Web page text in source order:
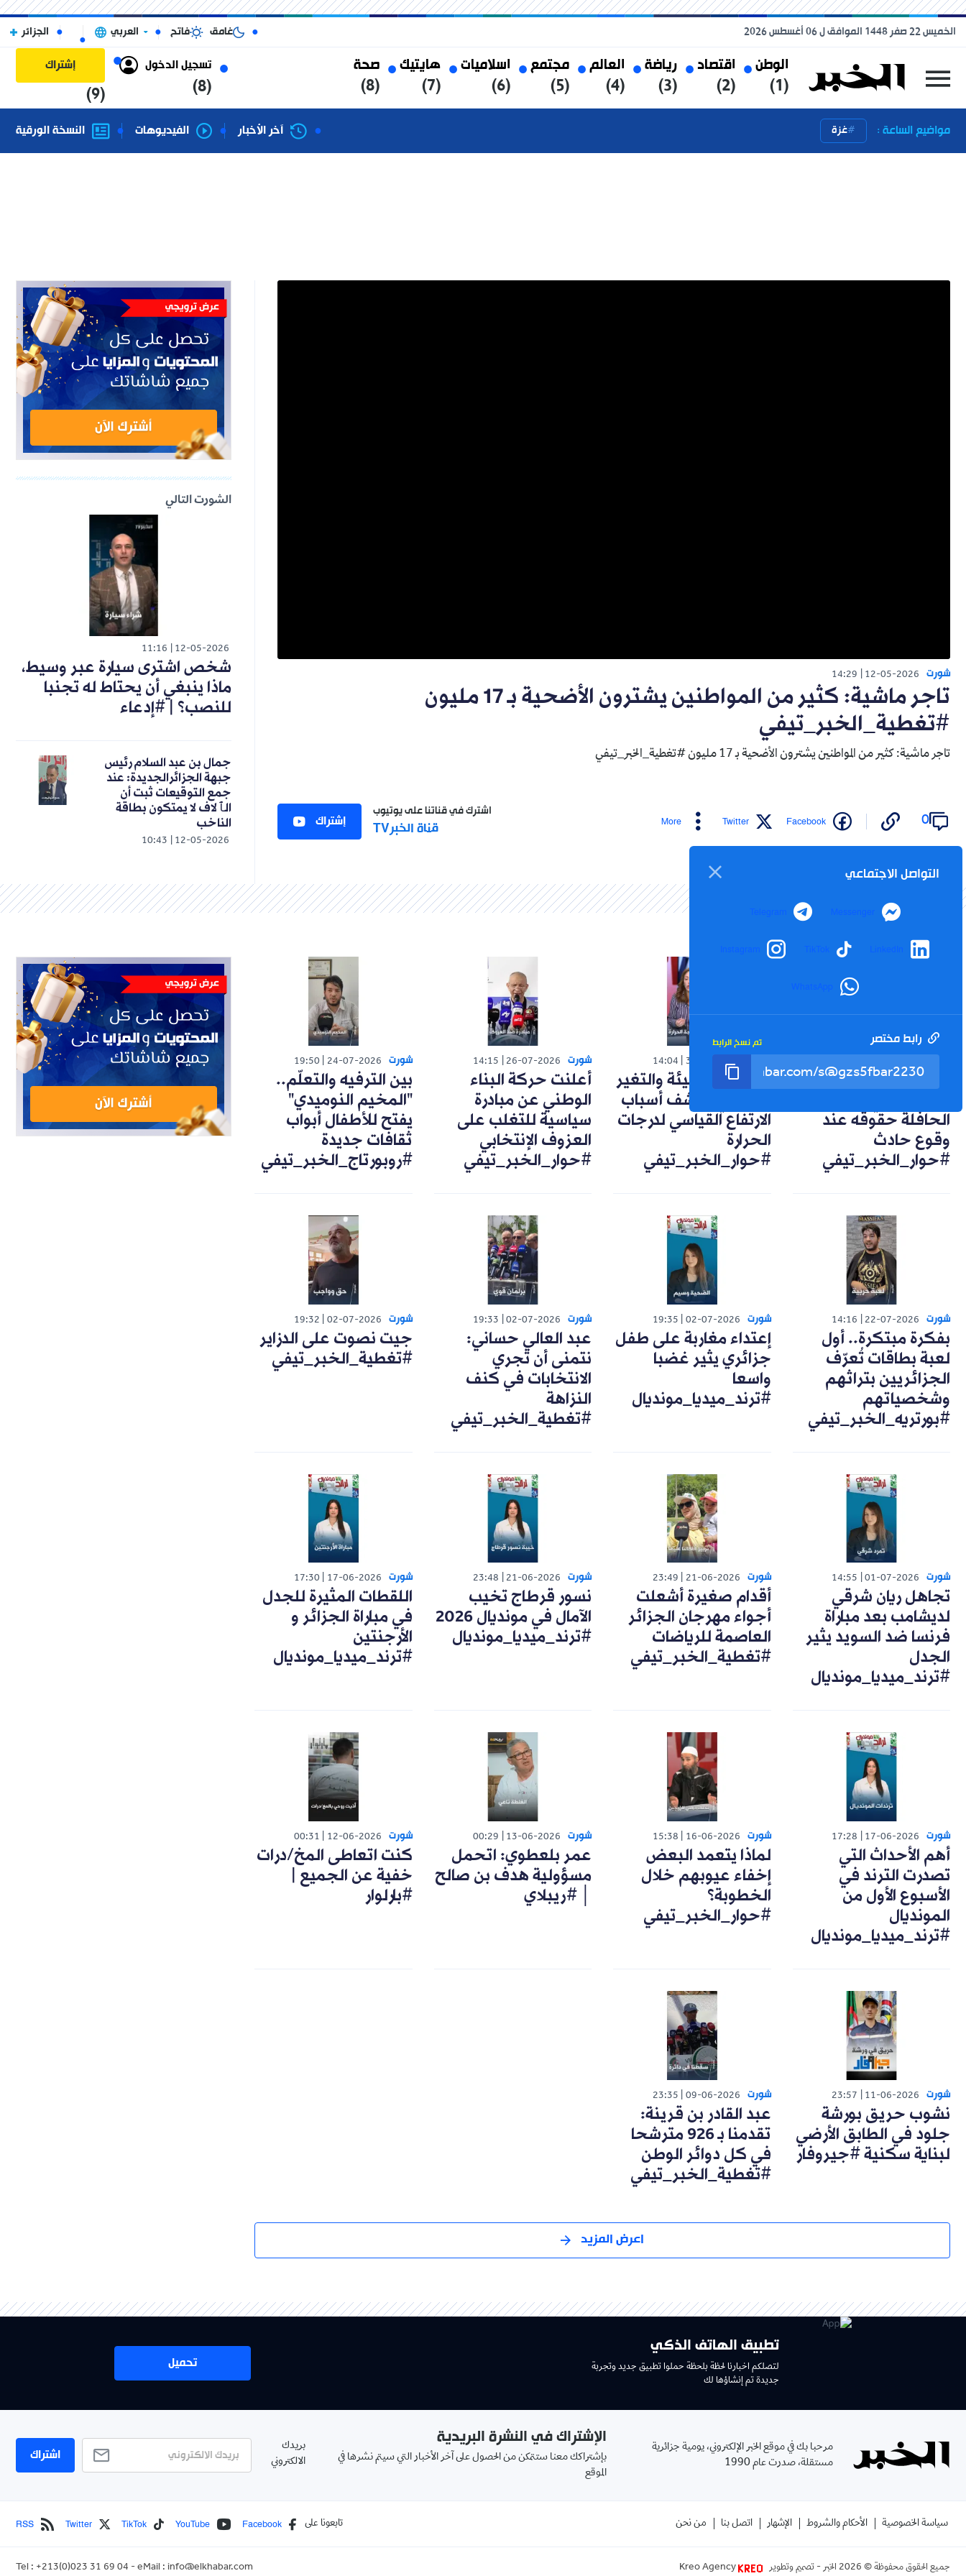
الوطن
(1)
اقتصاد
(2)
رياضة
(3)
العالم
(4)
مجتمع
(5)
اسلاميات
(6)
هايتيك
(7)
صحة
(8)
تسجيل الدخول
(8)
إشتراك
(9)
الخميس 22 صفر 1448 الموافق ل 06 أغسطس 2026 غامق فاتح العربي الجزائر
مواضيع الساعة : غزة آخر الأخبار الفيديوهات النسخة الورقية
شورت 12-05-2026
14:29
تاجر ماشية: كثير من المواطنين يشترون الأضحية بـ 17 مليون
#تغطية_الخبر_تيفي
تاجر ماشية: كثير من المواطنين يشترون الأضحية بـ 17 مليون #تغطية_الخبر_تيفي
0
Facebook
Twitter
More
التواصل الاجتماعي
Messenger
Telegram
LinkedIn
TikTok
Instagram
WhatsApp
رابط مختصر تم نسخ الرابط
اشترك في قناتنا على يوتيوب
قناة الخبرTV إشتراك
الشورت التالي
12-05-2026
11:16
شخص اشترى سيارة عبر وسيط،
ماذا ينبغي أن يحتاط له تجنبا
للنصب؟ | #إدعاء
12-05-2026
10:43
جمال بن عبد السلام رئيس
جبهة الجزائرالجديدة: عند
جمع التوقيعات ثبت أن
الٱلاف لا يمتكون بطاقة
الناخب
شورت
تعويضات وضمانات..
الحافلة حقوقه عند
وقوع حادث
#حوار_الخبر_تيفي
شورت 30-07-2026
14:04
خبيرة في البيئة والتغير
المناخي تكشف أسباب
الارتفاع القياسي لدرجات
الحرارة
#حوار_الخبر_تيفي
شورت 26-07-2026
14:15
أعلنت حركة البناء
الوطني عن مبادرة
سياسية للتغلب على
العزوف الإنتخابي
#حوار_الخبر_تيفي
شورت 24-07-2026
19:50
بين الترفيه والتعلّم..
"المخيم النوميدي"
يفتح للأطفال أبواب
ثقافات جديدة
#روبورتاج_الخبر_تيفي
شورت 22-07-2026
14:16
بفكرة مبتكرة.. أول
لعبة بطاقات تُعرّف
الجزائريين بتراثهم
وشخصياتهم
#بورتريه_الخبر_تيفي
شورت 02-07-2026
19:35
إعتداء مغاربة على طفل
جزائري يثير غضبا
واسعا
#ترند_ميديا_مونديال
شورت 02-07-2026
19:33
عبد العالي حساني:
نتمنى أن تجري
الانتخابات في كنف
النزاهة
#تغطية_الخبر_تيفي
شورت 02-07-2026
19:32
جيت نصوت على الدزاير
#تغطية_الخبر_تيفي
شورت 01-07-2026
14:55
تجاهل ريان شرقي
لديشامب بعد مباراة
فرنسا ضد السويد يثير
الجدل
#ترند_ميديا_مونديال
شورت 21-06-2026
23:49
أقدام صغيرة أشعلت
أجواء مهرجان الجزائر
العاصمة للرياضات
#تغطية_الخبر_تيفي
شورت 21-06-2026
23:48
نسور قرطاج تخيب
الآمال في مونديال 2026
#ترند_ميديا_مونديال
شورت 17-06-2026
17:30
اللقطات المثيرة للجدل
في مباراة الجزائر و
الأرجنتين
#ترند_ميديا_مونديال
شورت 17-06-2026
17:28
أهم الأحداث التي
تصدرت الترند في
الأسبوع الأول من
المونديال
#ترند_ميديا_مونديال
شورت 16-06-2026
15:38
لماذا يتعمد البعض
إخفاء عيوبهم خلال
الخطوبة؟
#حوار_الخبر_تيفي
شورت 13-06-2026
00:29
عمر بلعطوي: اتحمل
مسؤولية هدف بن صالح
│ #ريبلاي
شورت 12-06-2026
00:31
كنت اتعاطى المخ/درات
خفية عن الجميع |
#بارلوار
شورت 11-06-2026
23:57
نشوب حريق بورشة
جلود في الطابق الأرضي
لبناية سكنية #جيروفار
شورت 09-06-2026
23:35
عبد القادر بن قرينة:
تقدمنا بـ 926 مترشحا
في كل دوائر الوطن
#تغطية_الخبر_تيفي
اعرض المزيد
تطبيق الهاتف الذكي
لتصلكم اخبارنا لحظة بلحظة حملوا تطبيق جديد وتجربة
جديدة تم إنشاؤها لك
تحميل
مرحبا بك في موقع الخبر الإلكتروني، يومية جزائرية
مستقلة، صدرت عام 1990
الإشتراك في النشرة البريدية
بإشتراكك معنا ستتمكن من الحصول على آخر الأخبار التي سيتم نشرها في
الموقع
بريدك
الالكتروني
اشتراك
سياسة الخصوصية الأحكام والشروط الإشهار اتصل بنا من نحن تابعونا على Facebook
YouTube
TikTok
Twitter
RSS
جميع الحقوق محفوظة © 2026 الخبر - تصميم وتطوير Kreo Agency
Tel : +213(0)023 31 69 04 - eMail : info@elkhabar.com